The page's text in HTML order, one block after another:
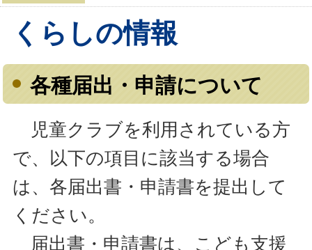
くらしの情報
各種届出・申請について
児童クラブを利用されている方
で、以下の項目に該当する場合
は、各届出書・申請書を提出して
ください。
届出書・申請書は、こども支援